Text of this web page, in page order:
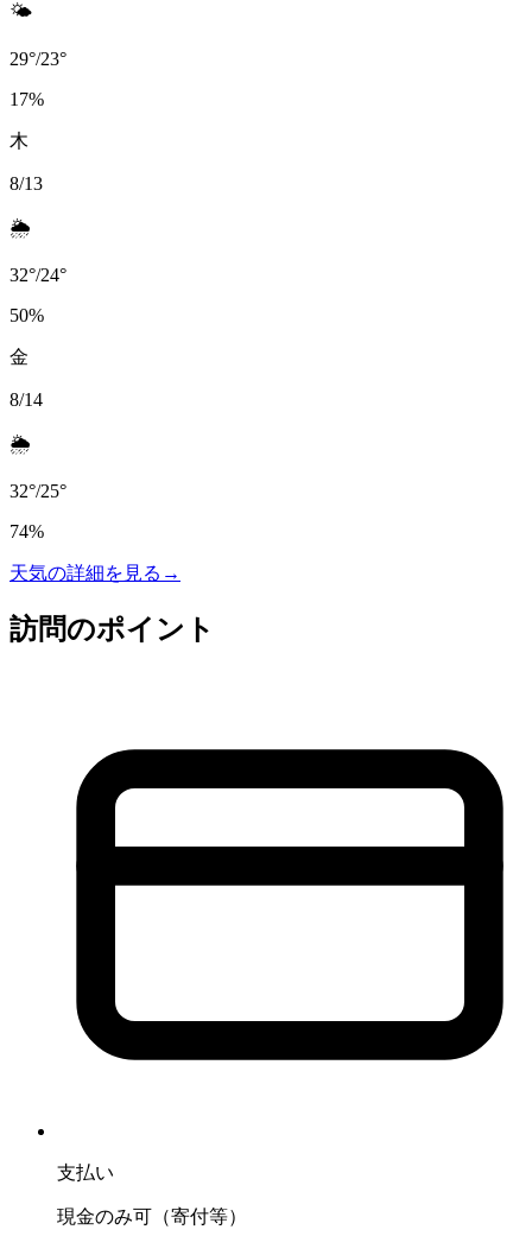
🌤️
29°/23°
17%
木
8/13
🌦️
32°/24°
50%
金
8/14
🌦️
32°/25°
74%
天気の詳細を見る →
訪問のポイント
支払い
現金のみ可（寄付等）